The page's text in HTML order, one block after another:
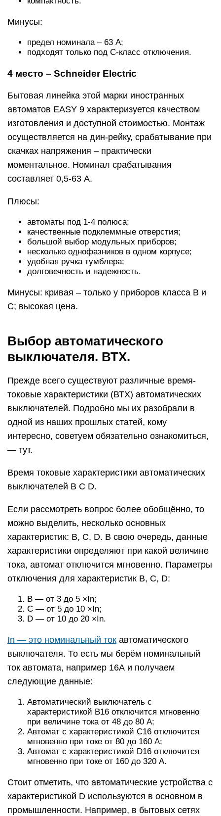
Минусы:
предел номинала – 63 А;
подходят только под С-класс отключения.
4 место – Schneider Electric
Бытовая линейка этой марки иностранных
автоматов EASY 9 характеризуется качеством
изготовления и доступной стоимостью. Монтаж
осуществляется на дин-рейку, срабатывание при
скачках напряжения – практически
моментальное. Номинал срабатывания
составляет 0,5-63 А.
Плюсы:
автоматы под 1-4 полюса;
качественные подклеммные отверстия;
большой выбор модульных приборов;
несколько однофазников в одном корпусе;
удобная ручка тумблера;
долговечность и надежность.
Минусы: кривая – только у приборов класса В и
С; высокая цена.
Выбор автоматического
выключателя. ВТХ.
Прежде всего существуют различные время-
токовые характеристики (ВТХ) автоматических
выключателей. Подробно мы их разобрали в
одной из наших прошлых статей, кому
интересно, советуем обязательно ознакомиться,
— тут.
Время токовые характеристики автоматических
выключателей B C D.
Если рассмотреть вопрос более обобщённо, то
можно выделить, несколько основных
характеристик: B, С, D. В свою очередь, данные
характеристики определяют при какой величине
тока, автомат отключится мгновенно. Параметры
отключения для характеристик B, С, D:
B — от 3 до 5 ×In;
C — от 5 до 10 ×In;
D — от 10 до 20 ×In.
In — это номинальный ток автоматического
выключателя. То есть мы берём номинальный
ток автомата, например 16А и получаем
следующие данные:
Автоматический выключатель с
характеристикой B16 отключится мгновенно
при величине тока от 48 до 80 А;
Автомат с характеристикой С16 отключится
мгновенно при токе от 80 до 160 А;
Автомат с характеристикой D16 отключится
мгновенно при токе от 160 до 320 А.
Стоит отметить, что автоматические устройства с
характеристикой D используются в основном в
промышленности. Например, в бытовых сетях